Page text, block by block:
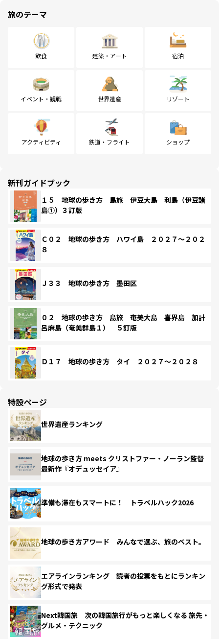
旅のテーマ
飲食 建築・アート 宿泊
イベント・観戦 世界遺産 リゾート
アクティビティ 鉄道・フライト ショップ
新刊ガイドブック
１５ 地球の歩き方 島旅 伊豆大島 利島（伊豆諸
島①）３訂版
Ｃ０２ 地球の歩き方 ハワイ島 ２０２７～２０２
８
Ｊ３３ 地球の歩き方 墨田区
０２ 地球の歩き方 島旅 奄美大島 喜界島 加計
呂麻島（奄美群島１） ５訂版
Ｄ１７ 地球の歩き方 タイ ２０２７～２０２８
特設ページ
世界遺産ランキング
地球の歩き方 meets クリストファー・ノーラン監督
最新作『オデュッセイア』
準備も滞在もスマートに！ トラベルハック2026
地球の歩き方アワード みんなで選ぶ、旅のベスト。
エアラインランキング 読者の投票をもとにランキン
グ形式で発表
Next韓国旅 次の韓国旅行がもっと楽しくなる 旅先・
グルメ・テクニック